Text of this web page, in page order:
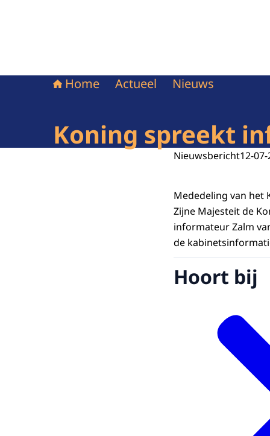
Home Actueel Nieuws
Koning spreekt
Nieuwsbericht12-
Mededeling van het
Zijne Majesteit de
informateur Zalm
de
Hoort bij